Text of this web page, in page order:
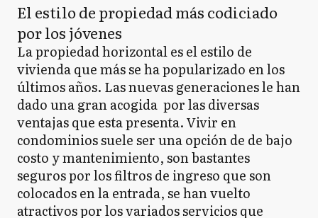
El estilo de propiedad más codiciado
por los jóvenes
La propiedad horizontal es el estilo de
vivienda que más se ha popularizado en los
últimos años. Las nuevas generaciones le han
dado una gran acogida por las diversas
ventajas que esta presenta. Vivir en
condominios suele ser una opción de de bajo
costo y mantenimiento, son bastantes
seguros por los filtros de ingreso que son
colocados en la entrada, se han vuelto
atractivos por los variados servicios que